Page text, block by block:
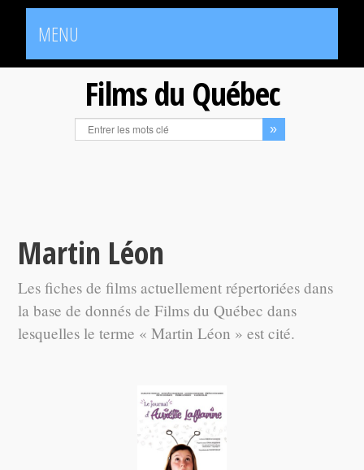
MENU
Films du Québec
Martin Léon
Les fiches de films actuellement répertoriées dans
la base de donnés de Films du Québec dans
lesquelles le terme « Martin Léon » est cité.